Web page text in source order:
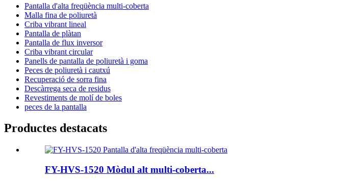
Pantalla d'alta freqüència multi-coberta
Malla fina de poliuretà
Criba vibrant lineal
Pantalla de plàtan
Pantalla de flux inversor
Criba vibrant circular
Panells de pantalla de poliuretà i goma
Peces de poliuretà i cautxú
Recuperació de sorra fina
Descàrrega seca de residus
Revestiments de molí de boles
peces de la pantalla
Productes destacats
FY-HVS-1520 Mòdul alt multi-coberta...